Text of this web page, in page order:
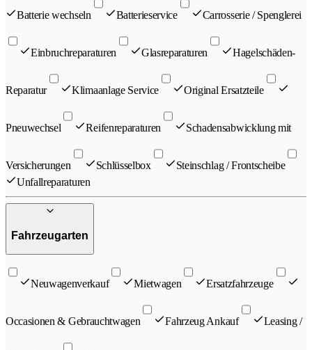
Batterie wechseln Batterieservice Carrosserie / Spenglerei
Einbruchreparaturen Glasreparaturen Hagelschäden-
Reparatur Klimaanlage Service Original Ersatzteile
Pneuwechsel Reifenreparaturen Schadensabwicklung mit
Versicherungen Schlüsselbox
Steinschlag / Frontscheibe
Unfallreparaturen
Fahrzeugarten
Neuwagenverkauf Mietwagen Ersatzfahrzeuge
Occasionen & Gebrauchtwagen Fahrzeug Ankauf Leasing /